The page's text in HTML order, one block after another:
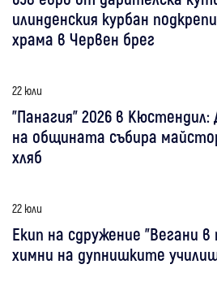
илинденския курбан
храма в Червен брег
22 юли
"Панагия" 2026 в Кюстендил:
на общината събира
хляб
22 юли
Екип на сдружение "Вегани
химни на дупнишките